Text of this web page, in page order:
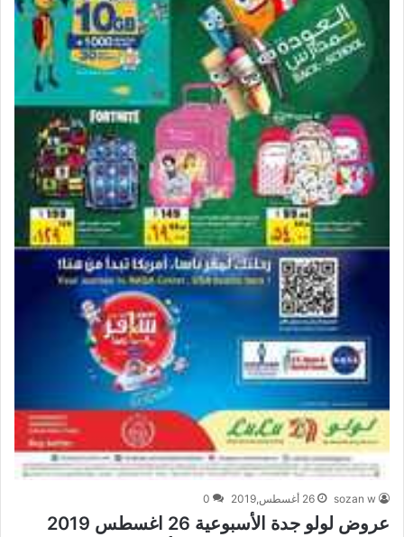
sozan w 26 أغسطس,2019 0
عروض لولو جدة الأسبوعية 26 اغسطس 2019